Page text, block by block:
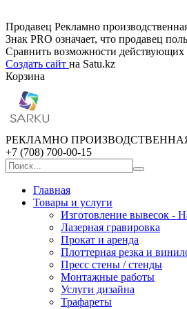
Продавец Рекламно
Знак PRO означает, что продавец
Сравнить возможности действующих
Создать сайт на Satu.kz
Корзина
РЕКЛАМНО
+7 (708) 700-00-15
Главная
Товары и услуги
Лазерная гравировка
Прокат и аренда
Плоттерная резка и
Пресс стены / стенды
Монтажные работы
Услуги дизайна
Трафареты